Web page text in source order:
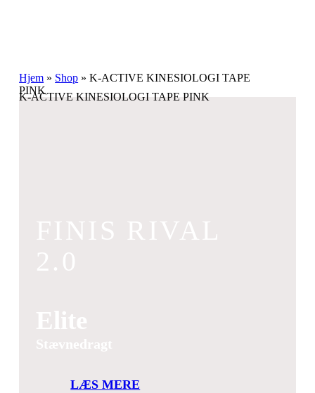
Hjem » Shop »K-ACTIVE KINESIOLOGI TAPE
PINK
K-ACTIVE KINESIOLOGI TAPE PINK
LÆS MERE